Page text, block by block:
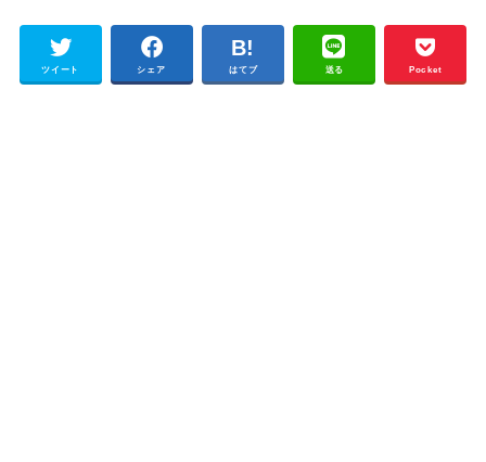
ツイート シェア はてブ 送る Pocket